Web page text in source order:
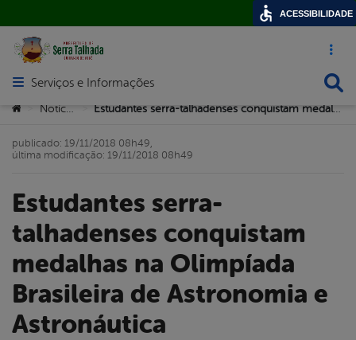
Acesso
Abrir menu principal de navegação
Serviços e Informações
Você está aqui:
> Notícias > Estudantes serra-talhadenses conquistam medalhas na Olimpíada Brasileira de Astronomia e Astronáutica
Estudantes serra-
talhadenses conquistam
medalhas na Olimpíada
Brasileira de Astronomia e
Astronáutica
publicado: 19/11/2018 08h49,
última modificação: 19/11/2018 08h49
ACESSIBILIDADE